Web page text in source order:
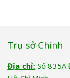
Trụ sở Chính
Địa chỉ: Số 835A